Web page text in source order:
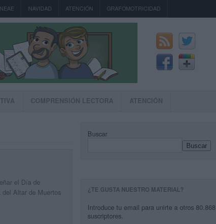
NEAE NAVIDAD ATENCIÓN GRAFOMOTRICIDAD
COMPRENSIÓN LECTORA ATENCIÓN
el Día de
Altar de Muertos
Buscar
Buscar
¿TE GUSTA NUESTRO MATERIAL?
Introduce tu email para unirte a otros 80.868
suscriptores.